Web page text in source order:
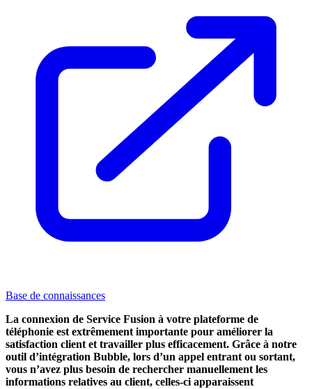
Base de connaissances
La connexion de Service Fusion à votre plateforme de
téléphonie est extrêmement importante pour améliorer la
satisfaction client et travailler plus efficacement. Grâce à notre
outil d’intégration Bubble, lors d’un appel entrant ou sortant,
vous n’avez plus besoin de rechercher manuellement les
informations relatives au client, celles-ci apparaissent